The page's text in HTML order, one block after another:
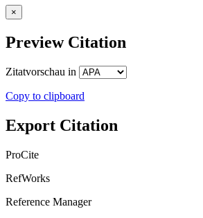
×
Preview Citation
Zitatvorschau in
Copy to clipboard
Export Citation
ProCite
RefWorks
Reference Manager